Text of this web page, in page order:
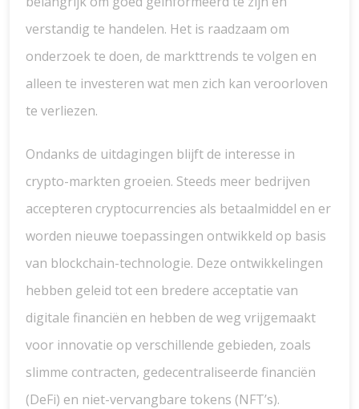
verstandig te handelen. Het is raadzaam om
onderzoek te doen, de markttrends te volgen en
alleen te investeren wat men zich kan veroorloven
te verliezen.
Ondanks de uitdagingen blijft de interesse in
crypto-markten groeien. Steeds meer bedrijven
accepteren cryptocurrencies als betaalmiddel en er
worden nieuwe toepassingen ontwikkeld op basis
van blockchain-technologie. Deze ontwikkelingen
hebben geleid tot een bredere acceptatie van
digitale financiën en hebben de weg vrijgemaakt
voor innovatie op verschillende gebieden, zoals
slimme contracten, gedecentraliseerde financiën
(DeFi) en niet-vervangbare tokens (NFT’s).